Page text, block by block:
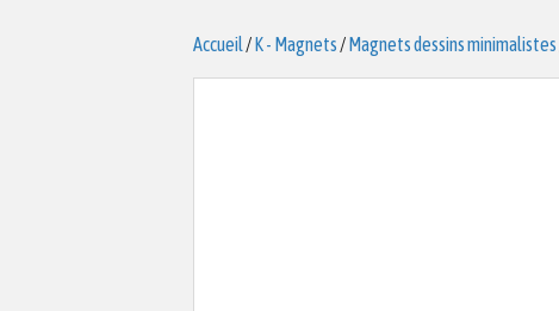
Accueil /K - Magnets /Magnets dessins minimalistes